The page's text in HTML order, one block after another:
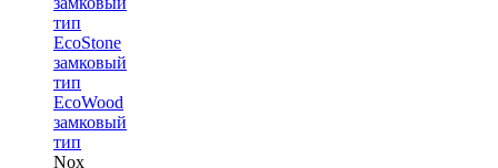
тип
EcoStone
замковый
тип
EcoWood
замковый
тип
Nox